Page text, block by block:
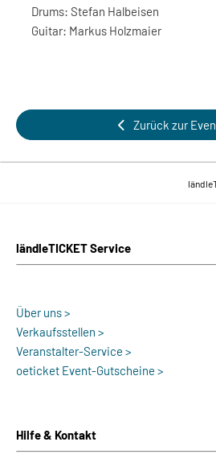
Drums: Stefan Halbeisen
Guitar: Markus Holzmaier
Zurück zur
ländleTICKET Service
Über uns >
Verkaufsstellen >
Veranstalter-Service >
oeticket Event-Gutscheine >
Hilfe & Kontakt